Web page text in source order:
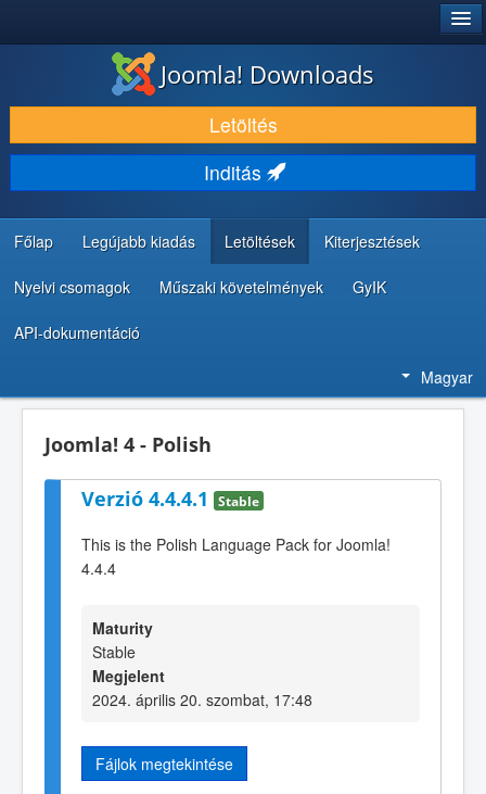
LETÖLTÉS ÉS KITERJESZTÉS
FEDEZZE FEL ÉS TANULJA MEG
KÖZÖSSÉG ÉS TÁMOGATÁS
FEJLESZTŐI ERŐFORRÁSOK
Joomla! Downloads
Letöltés
Inditás
Főlap Legújabb kiadás Letöltések Kiterjesztések
Nyelvi csomagok Műszaki követelmények GyIK
API-dokumentáció
Magyar
Joomla! 4 - Polish
Verzió 4.4.4.1 Stable
This is the Polish Language Pack for Joomla!
4.4.4
Maturity
Stable
Megjelent
2024. április 20. szombat, 17:48
Fájlok megtekintése